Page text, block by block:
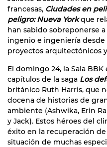
francesas, Ciudades en
peligro: Nueva Yorkque
han sabido sobreponerse
ingenio e ingeniería
proyectos arquitectónicos
El domingo 24, la Sala
capítulos de la saga Los
británico Ruth Harris, que
docena de historias de
ambiente (Ashwika, Erin
y Jack). Estos héroes del
éxito en la recuperación
situación de muchas